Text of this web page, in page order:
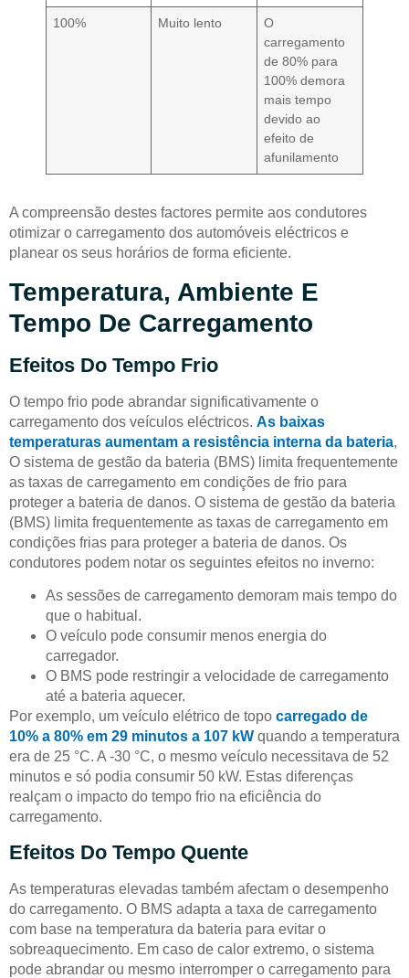
100% Muito lento
O
carregamento
de 80% para
100% demora
mais tempo
devido ao
efeito de
afunilamento
A compreensão destes factores permite aos condutores
otimizar o carregamento dos automóveis eléctricos e
planear os seus horários de forma eficiente.
Temperatura, Ambiente E
Tempo De Carregamento
Efeitos Do Tempo Frio
O tempo frio pode abrandar significativamente o
carregamento dos veículos eléctricos. As baixas
temperaturas aumentam a resistência interna da bateria,
O sistema de gestão da bateria (BMS) limita frequentemente
as taxas de carregamento em condições de frio para
proteger a bateria de danos. O sistema de gestão da bateria
(BMS) limita frequentemente as taxas de carregamento em
condições frias para proteger a bateria de danos. Os
condutores podem notar os seguintes efeitos no inverno:
As sessões de carregamento demoram mais tempo do
que o habitual.
O veículo pode consumir menos energia do
carregador.
O BMS pode restringir a velocidade de carregamento
até a bateria aquecer.
Por exemplo, um veículo elétrico de topo carregado de
10% a 80% em 29 minutos a 107 kW quando a temperatura
era de 25 °C. A -30 °C, o mesmo veículo necessitava de 52
minutos e só podia consumir 50 kW. Estas diferenças
realçam o impacto do tempo frio na eficiência do
carregamento.
Efeitos Do Tempo Quente
As temperaturas elevadas também afectam o desempenho
do carregamento. O BMS adapta a taxa de carregamento
com base na temperatura da bateria para evitar o
sobreaquecimento. Em caso de calor extremo, o sistema
pode abrandar ou mesmo interromper o carregamento para